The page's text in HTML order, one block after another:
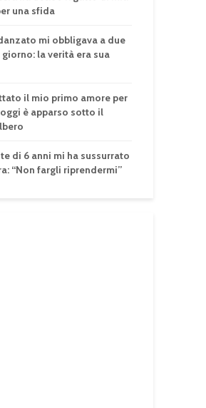
una sfida
mi obbligava a due
la verità era sua
il mio primo amore per
è apparso sotto il
di 6 anni mi ha sussurrato
“Non fargli riprendermi”